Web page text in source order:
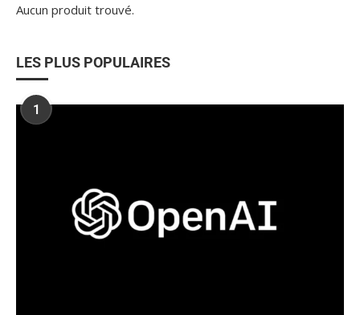
Aucun produit trouvé.
LES PLUS POPULAIRES
1